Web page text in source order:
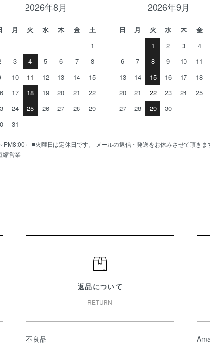
2026年8月
月 火 水 木 金
土
1
3 4 5 6 7
8
10 11 12 13 14
15
17 18 19 20 21
22
24 25 26 27 28
29
31
2026年9月
日 月 火 水 木 金
1
2 3 4
6
7 8 9 10 11
13
14 15 16 17 18
20
21 22 23 24 25
27
28 29 30
） ■火曜日は定休日です。 メールの返信・発送をお休みさせて頂き
縮営業
返品について
RETURN
不良品